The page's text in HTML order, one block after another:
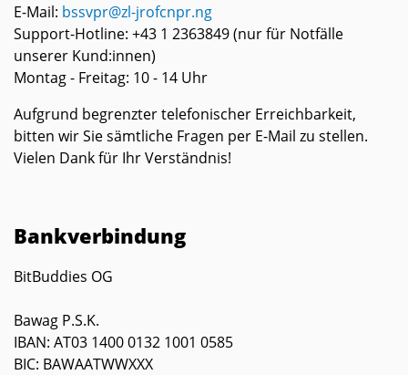
E-Mail: bssvpr@zl-jrofcnpr.ng
Support-Hotline: +43 1 2363849 (nur für Notfälle
unserer Kund:innen)
Montag - Freitag: 10 - 14 Uhr
Aufgrund begrenzter telefonischer Erreichbarkeit,
bitten wir Sie sämtliche Fragen per E-Mail zu stellen.
Vielen Dank für Ihr Verständnis!
Bankverbindung
BitBuddies OG
Bawag P.S.K.
IBAN: AT03 1400 0132 1001 0585
BIC: BAWAATWWXXX